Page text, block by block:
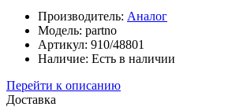
Производитель: Аналог
Модель: partno
Артикул: 910/48801
Наличие: Есть в наличии
Перейти к описанию
Доставка